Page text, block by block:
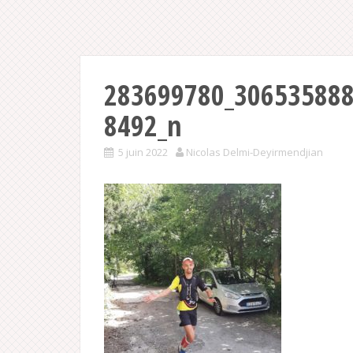
8492_n
5 juin 2022 Nicolas Delmi-Deyirmendjian